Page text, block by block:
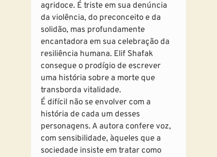
agridoce. É triste em sua denúncia
da violência, do preconceito e da
solidão, mas profundamente
encantadora em sua celebração da
resiliência humana. Elif Shafak
consegue o prodígio de escrever
uma história sobre a morte que
transborda vitalidade.
É difícil não se envolver com a
história de cada um desses
personagens. A autora confere voz,
com sensibilidade, àqueles que a
sociedade insiste em tratar como